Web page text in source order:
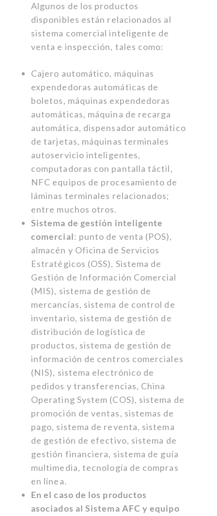
Algunos de los productos
disponibles están relacionados al
sistema comercial inteligente de
venta e inspección, tales como:
Cajero automático, máquinas
expendedoras automáticas de
boletos, máquinas expendedoras
automáticas, máquina de recarga
automática, dispensador automático
de tarjetas, máquinas terminales
autoservicio inteligentes,
computadoras con pantalla táctil,
NFC equipos de procesamiento de
láminas terminales relacionados;
entre muchos otros.
Sistema de gestión inteligente
comercial: punto de venta (POS),
almacén y Oficina de Servicios
Estratégicos (OSS), Sistema de
Gestión de Información Comercial
(MIS), sistema de gestión de
mercancías, sistema de control de
inventario, sistema de gestión de
distribución de logística de
productos, sistema de gestión de
información de centros comerciales
(NIS), sistema electrónico de
pedidos y transferencias, China
Operating System (COS), sistema de
promoción de ventas, sistemas de
pago, sistema de reventa, sistema
de gestión de efectivo, sistema de
gestión financiera, sistema de guía
multimedia, tecnología de compras
en línea.
En el caso de los productos
asociados al Sistema AFC y equipo